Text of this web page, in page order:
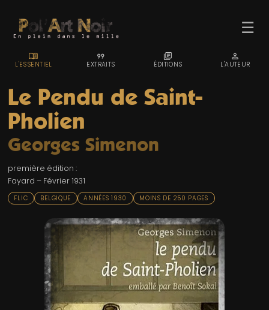
☰
ACCUEIL
TROMBINO
INDEX
RECHERCHE
LIENS & FESTIVALS
UN POLAR AU HASARD
Le Pendu de Saint-
Pholien
Georges Simenon
première édition :
Fayard – Février 1931
FLIC BELGIQUE ANNÉES 1930 MOINS DE 250 PAGES
MENU_BOOK
L'ESSENTIEL
FORMAT_QUOTE
EXTRAITS
LIBRARY_BOOKS
ÉDITIONS
PERSON
L'AUTEUR